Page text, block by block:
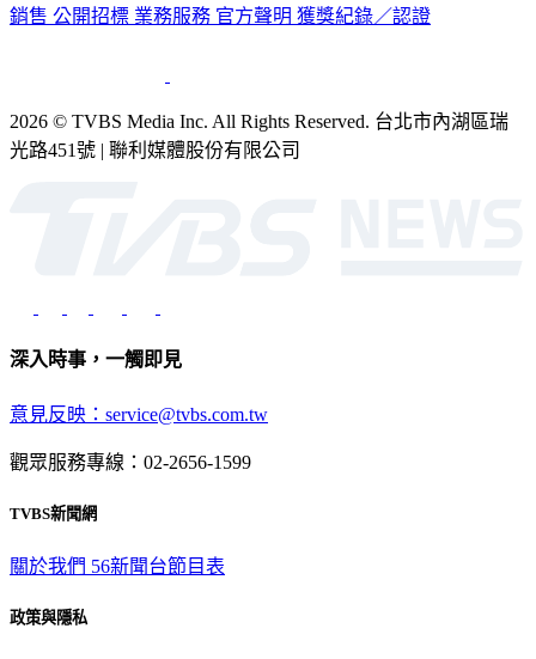
銷售 公開招標 業務服務 官方聲明 獲獎紀錄／認證
2026 © TVBS Media Inc. All Rights Reserved. 台北市內湖區瑞
光路451號 | 聯利媒體股份有限公司
深入時事，一觸即見
意見反映：service@tvbs.com.tw
觀眾服務專線：02-2656-1599
TVBS新聞網
關於我們 56新聞台節目表
政策與隱私